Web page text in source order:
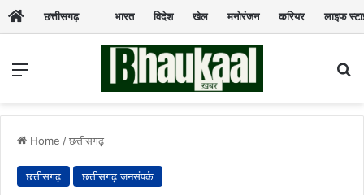
छत्तीसगढ़ भारत विदेश खेल मनोरंजन करियर लाइफ
Menu
Home /छत्तीसगढ़
छत्तीसगढ़ छत्तीसगढ़ जनसंपर्क